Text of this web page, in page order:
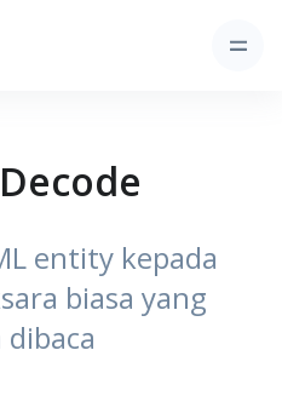
entity kepada
biasa yang